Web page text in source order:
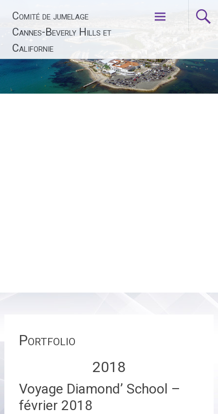
contenu
Comité de jumelage
Cannes-Beverly Hills et
Californie
Portfolio
2018
Voyage Diamond’ School –
février 2018